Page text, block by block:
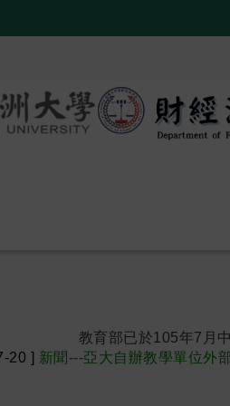
教育部已於105年7月
20 ] 新聞---亞大自辦教學單位外